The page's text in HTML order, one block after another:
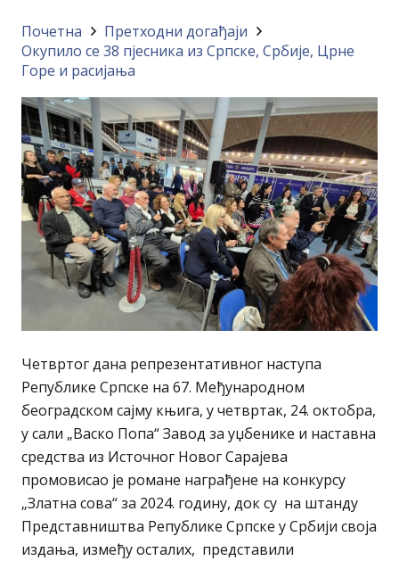
Почетна
Претходни догађаји
Окупило се 38 пјесника из Српске, Србије, Црне
Горе и расијања
Четвртог дана репрезентативног наступа
Републике Српске на 67. Међународном
београдском сајму књига, у четвртак, 24. октобра,
у сали „Васко Попа“ Завод за уџбенике и наставна
средства из Источног Новог Сарајева
промовисао је романе награђене на конкурсу
„Златна сова“ за 2024. годину, док су на штанду
Представништва Републике Српске у Србији своја
издања, између осталих, представили